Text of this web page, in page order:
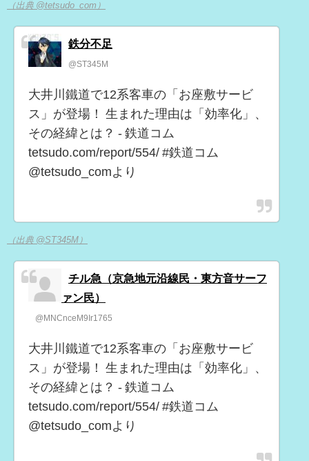
（出典 @tetsudo_com）
鉄分不足
@ST345M
大井川鐵道で12系客車の「お座敷サービ
ス」が登場！ 生まれた理由は「効率化」、
その経緯とは？ - 鉄道コム
tetsudo.com/report/554/ #鉄道コム
@tetsudo_comより
（出典 @ST345M）
チル急（京急地元沿線民・東方音サーフ
ァン民）
@MNCnceM9Ir1765
大井川鐵道で12系客車の「お座敷サービ
ス」が登場！ 生まれた理由は「効率化」、
その経緯とは？ - 鉄道コム
tetsudo.com/report/554/ #鉄道コム
@tetsudo_comより